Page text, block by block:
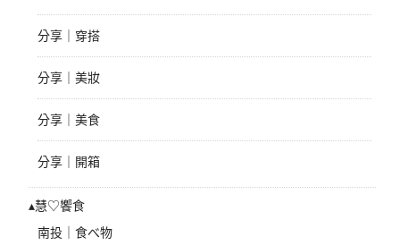
分享｜穿搭
分享｜美妝
分享｜美食
分享｜開箱
▴慧♡饗食
南投｜食べ物